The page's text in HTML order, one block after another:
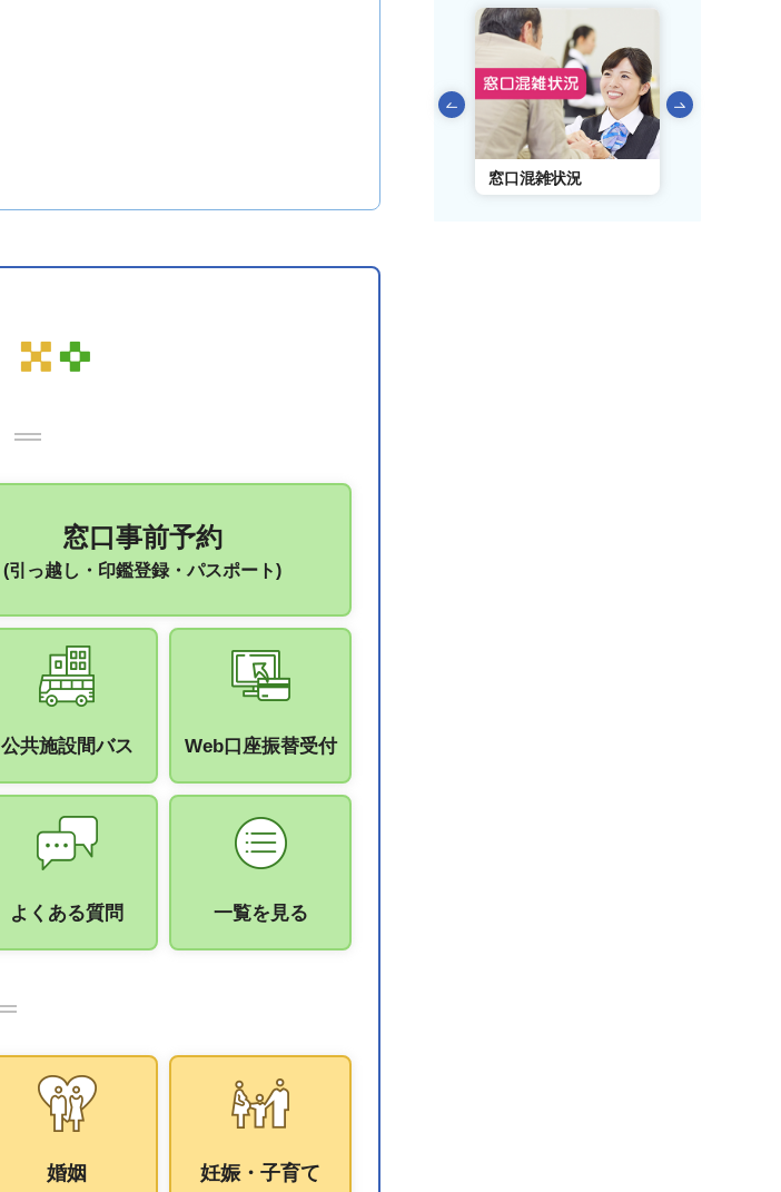
窓口事前予約
(引っ越し・印鑑登録・パスポート)
公共施設間バス Web口座振替受付
よくある質問 一覧を見る
婚姻 妊娠・子育て
前のスライドを表示
窓口混雑状況